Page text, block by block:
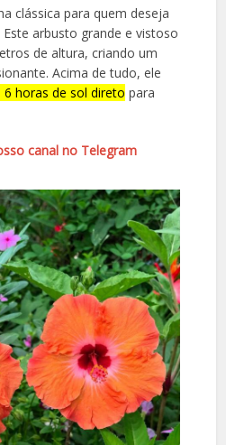
clássica para quem deseja
arbusto grande e vistoso
de altura, criando um
Acima de tudo, ele
horas de sol direto para
canal no Telegram